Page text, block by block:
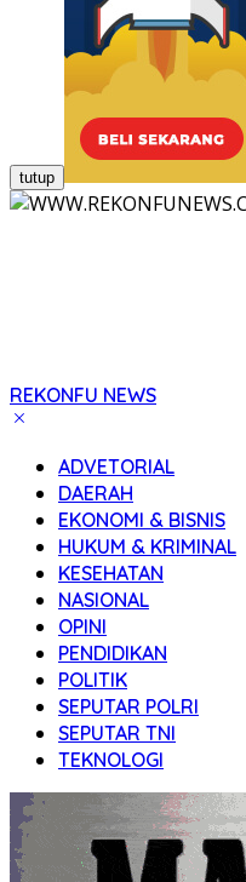
tutup
REKONFU NEWS
Tegas,
dan
Transparan
ADVETORIAL
DAERAH
EKONOMI & BISNIS
HUKUM & KRIMINAL
KESEHATAN
NASIONAL
OPINI
PENDIDIKAN
POLITIK
SEPUTAR POLRI
SEPUTAR TNI
TEKNOLOGI